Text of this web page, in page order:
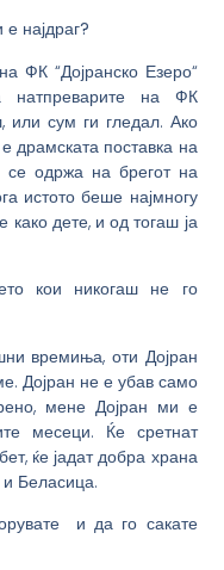
најдраг?
ФК “Дојранско Езеро“
на ФК
или сум ги гледал. Ако
драмската поставка на
се одржа на брегот на
истото беше најмногу
дете, и од тогаш ја
кои никогаш не го
времиња, оти Дојран
Дојран не е убав само
мене Дојран ми е
месеци. Ќе сретнат
ќе јадат добра храна
Беласица.
и да го сакате